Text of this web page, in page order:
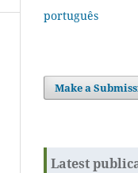
português
Make a
Latest